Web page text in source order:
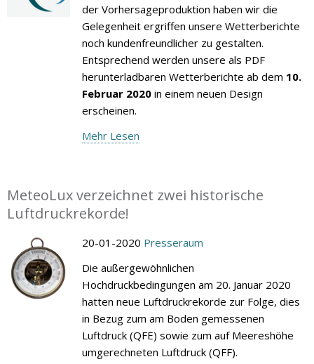
der Vorhersageproduktion haben wir die
Gelegenheit ergriffen unsere Wetterberichte
noch kundenfreundlicher zu gestalten.
Entsprechend werden unsere als PDF
herunterladbaren Wetterberichte ab dem 10.
Februar 2020in einem neuen Design
erscheinen.
Mehr Lesen
MeteoLux verzeichnet zwei historische
Luftdruckrekorde!
20-01-2020 Presseraum
Die außergewöhnlichen
Hochdruckbedingungen am 20. Januar 2020
hatten neue Luftdruckrekorde zur Folge, dies
in Bezug zum am Boden gemessenen
Luftdruck (QFE) sowie zum auf Meereshöhe
umgerechneten Luftdruck (QFF).